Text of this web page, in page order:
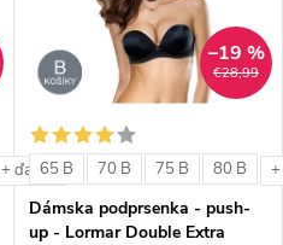
+ ďalšie
€28,99
–19 %
65 B 70 B 75 B 80 B
Dámska podprsenka - push-
up - Lormar Double Extra